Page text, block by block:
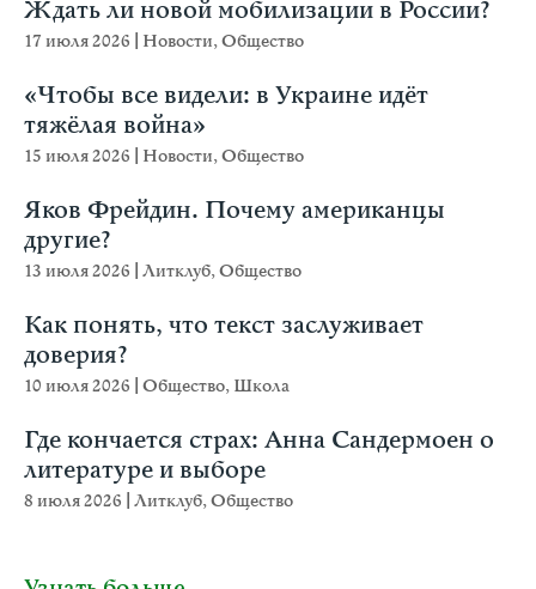
Ждать ли новой мобилизации в России?
17 июля 2026 Новости,Общество
«Чтобы все видели: в Украине идёт
тяжёлая война»
15 июля 2026 Новости,Общество
Яков Фрейдин. Почему американцы
другие?
13 июля 2026 Литклуб,Общество
Как понять, что текст заслуживает
доверия?
10 июля 2026 Общество, Школа
Где кончается страх: Анна Сандермоен о
литературе и выборе
8 июля 2026 Литклуб,Общество